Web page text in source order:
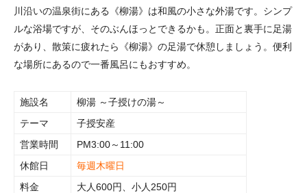
川沿いの温泉街にある《柳湯》は和風の小さな外湯です。シンプ
ルな浴場ですが、そのぶんほっとできるかも。正面と裏手に足湯
があり、散策に疲れたら《柳湯》の足湯で休憩しましょう。便利
な場所にあるので一番風呂にもおすすめ。
施設名
柳湯 ～子授けの湯～
テーマ
子授安産
営業時間
PM3:00～11:00
休館日
毎週木曜日
料金
大人600円、小人250円